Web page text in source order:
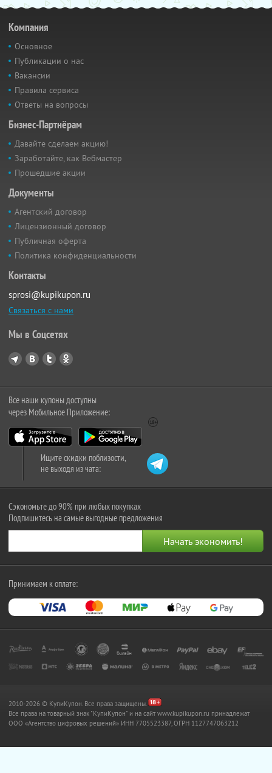
Компания
Основное
Публикации о нас
Вакансии
Правила сервиса
Ответы на вопросы
Бизнес-Партнёрам
Давайте сделаем акцию!
Заработайте, как Вебмастер
Прошедшие акции
Документы
Агентский договор
Лицензионный договор
Публичная оферта
Политика конфиденциальности
Контакты
sprosi@kupikupon.ru
Связаться с нами
Мы в Соцсетях
Все наши купоны доступны
через Мобильное Приложение:
Ищите скидки поблизости,
не выходя из чата:
Сэкономьте до 90% при любых покупках
Подпишитесь на самые выгодные предложения
Принимаем к оплате:
2010-2026 © КупиКупон. Все права защищены.
Все права на товарный знак "КупиКупон" и на сайт www.kupikupon.ru принадлежат
OOO «Агентство цифровых решений» ИНН 7705523387, ОГРН 1127747063212